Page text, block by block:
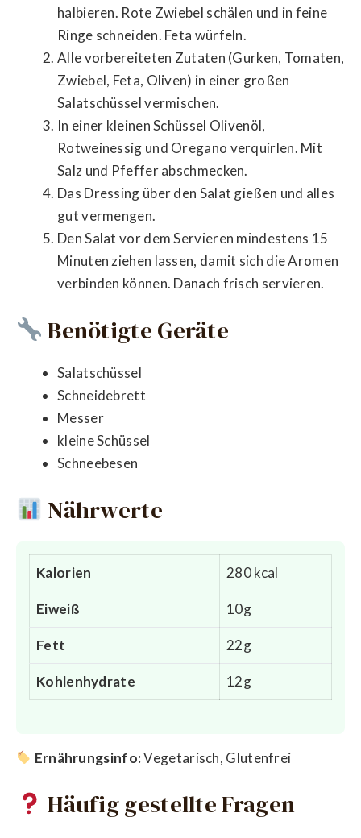
halbieren. Rote Zwiebel schälen und in feine
Ringe schneiden. Feta würfeln.
Alle vorbereiteten Zutaten (Gurken, Tomaten,
Zwiebel, Feta, Oliven) in einer großen
Salatschüssel vermischen.
In einer kleinen Schüssel Olivenöl,
Rotweinessig und Oregano verquirlen. Mit
Salz und Pfeffer abschmecken.
Das Dressing über den Salat gießen und alles
gut vermengen.
Den Salat vor dem Servieren mindestens 15
Minuten ziehen lassen, damit sich die Aromen
verbinden können. Danach frisch servieren.
Benötigte Geräte
Salatschüssel
Schneidebrett
Messer
kleine Schüssel
Schneebesen
Nährwerte
Kalorien 280 kcal
Eiweiß 10g
Fett 22g
Kohlenhydrate 12g
Ernährungsinfo:Vegetarisch, Glutenfrei
Häufig gestellte Fragen